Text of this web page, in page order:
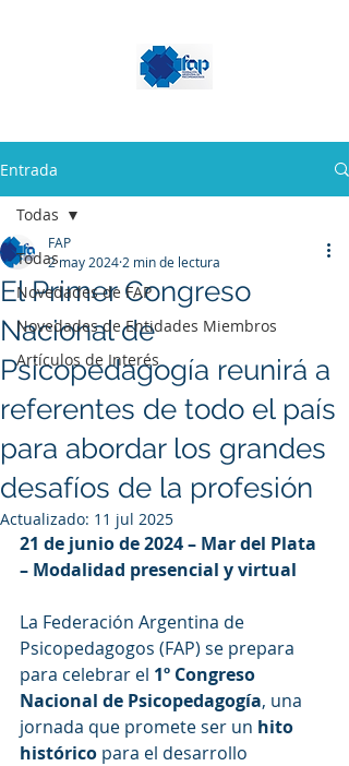
Entrada
Todas
Novedades de FAP
Novedades de Entidades Miembros
Artículos de Interés
Todas
El Primer Congreso
Nacional de
Psicopedagogía reunirá a
referentes de todo el país
para abordar los grandes
desafíos de la profesión
FAP
2 may 2024 2 min de lectura
Actualizado: 11 jul 2025
21 de junio de 2024 – Mar del Plata
– Modalidad presencial y virtual
La Federación Argentina de
Psicopedagogos (FAP) se prepara
para celebrar el 1º Congreso
Nacional de Psicopedagogía, una
jornada que promete ser un hito
histórico para el desarrollo